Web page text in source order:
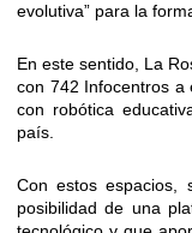
evolutiva” para la
En este sentido, La
con 742 Infocentros a
con robótica
país.
Con estos espacios,
posibilidad de una